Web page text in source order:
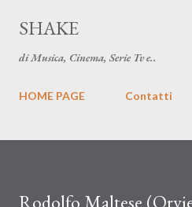
SHAKE
di Musica, Cinema, Serie Tv e..
HOME PAGE Contatti
Rodolfo Maltese